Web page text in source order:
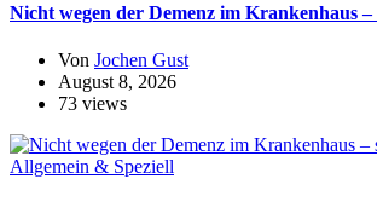
Nicht wegen der Demenz im Krankenhaus
Von Jochen Gust
August 8, 2026
73 views
Allgemein & Speziell